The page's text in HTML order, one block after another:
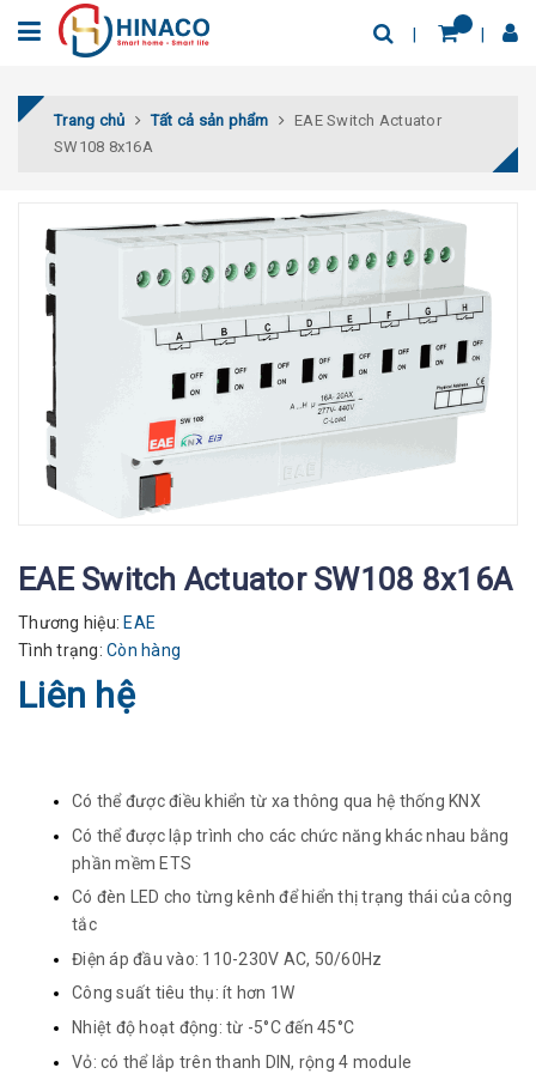
Trang chủ Tất cả sản phẩm
EAE Switch Actuator
SW108 8x16A
EAE Switch Actuator SW108 8x16A
Thương hiệu: EAE
Tình trạng: Còn hàng
Liên hệ
Có thể được điều khiển từ xa thông qua hệ thống KNX
Có thể được lập trình cho các chức năng khác nhau bằng
phần mềm ETS
Có đèn LED cho từng kênh để hiển thị trạng thái của công
tắc
Điện áp đầu vào: 110-230V AC, 50/60Hz
Công suất tiêu thụ: ít hơn 1W
Nhiệt độ hoạt động: từ -5°C đến 45°C
Vỏ: có thể lắp trên thanh DIN, rộng 4 module